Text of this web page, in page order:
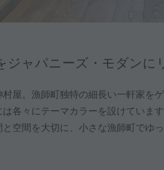
ジャパニーズ・モダン
屋。漁師町独特の細長い一軒家を
各々にテーマカラーを設けていま
空間を大切に、小さな漁師町でゆ